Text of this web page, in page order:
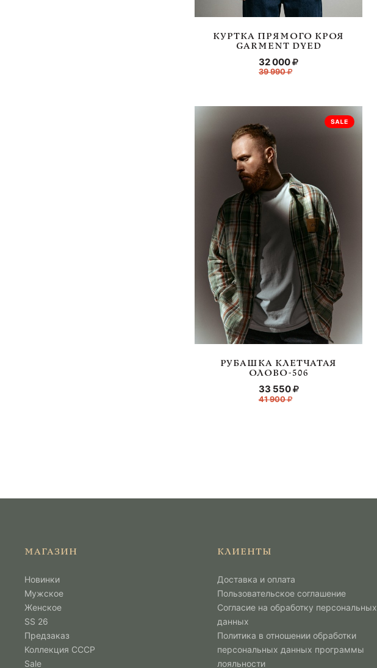
КУРТКА ПРЯМОГО КРОЯ
GARMENT DYED
39 990
32 000
РУБАШКА КЛЕТЧАТАЯ
ОЛОВО-506
41 900
33 550
МАГАЗИН
Новинки
Мужcкое
Женское
SS 26
Предзаказ
Коллекция СССР
Sale
КЛИЕНТЫ
Доставка и оплата
Пользовательское соглашение
Согласие на обработку персональных
данных
Политика в отношении обработки
персональных данных программы
лояльности